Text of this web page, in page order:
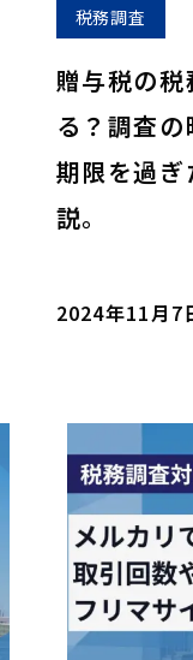
税務調査
贈与税の
る？調査
期限を過
説。
2024年11月7